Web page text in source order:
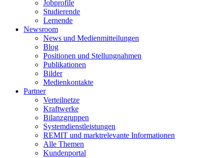
Jobprofile
Studierende
Lernende
Newsroom
News und Medienmitteilungen
Blog
Positionen und Stellungnahmen
Publikationen
Bilder
Medienkontakte
Partner
Verteilnetze
Kraftwerke
Bilanzgruppen
Systemdienstleistungen
REMIT und marktrelevante Informationen
Alle Themen
Kundenportal